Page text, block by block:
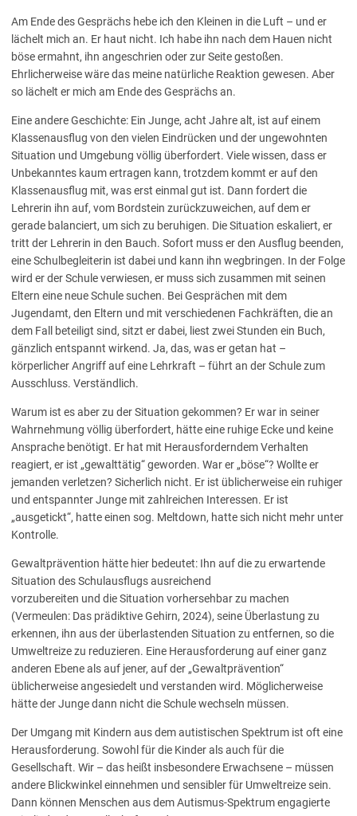
Am Ende des Gesprächs hebe ich den Kleinen in die Luft – und er
lächelt mich an. Er haut nicht. Ich habe ihn nach dem Hauen nicht
böse ermahnt, ihn angeschrien oder zur Seite gestoßen.
Ehrlicherweise wäre das meine natürliche Reaktion gewesen. Aber
so lächelt er mich am Ende des Gesprächs an.
Eine andere Geschichte: Ein Junge, acht Jahre alt, ist auf einem
Klassenausflug von den vielen Eindrücken und der ungewohnten
Situation und Umgebung völlig überfordert. Viele wissen, dass er
Unbekanntes kaum ertragen kann, trotzdem kommt er auf den
Klassenausflug mit, was erst einmal gut ist. Dann fordert die
Lehrerin ihn auf, vom Bordstein zurückzuweichen, auf dem er
gerade balanciert, um sich zu beruhigen. Die Situation eskaliert, er
tritt der Lehrerin in den Bauch. Sofort muss er den Ausflug beenden,
eine Schulbegleiterin ist dabei und kann ihn wegbringen. In der Folge
wird er der Schule verwiesen, er muss sich zusammen mit seinen
Eltern eine neue Schule suchen. Bei Gesprächen mit dem
Jugendamt, den Eltern und mit verschiedenen Fachkräften, die an
dem Fall beteiligt sind, sitzt er dabei, liest zwei Stunden ein Buch,
gänzlich entspannt wirkend. Ja, das, was er getan hat –
körperlicher Angriff auf eine Lehrkraft – führt an der Schule zum
Ausschluss. Verständlich.
Warum ist es aber zu der Situation gekommen? Er war in seiner
Wahrnehmung völlig überfordert, hätte eine ruhige Ecke und keine
Ansprache benötigt. Er hat mit Herausforderndem Verhalten
reagiert, er ist „gewalttätig“ geworden. War er „böse“? Wollte er
jemanden verletzen? Sicherlich nicht. Er ist üblicherweise ein ruhiger
und entspannter Junge mit zahlreichen Interessen. Er ist
„ausgetickt“, hatte einen sog. Meltdown, hatte sich nicht mehr unter
Kontrolle.
Gewaltprävention hätte hier bedeutet: Ihn auf die zu erwartende
Situation des Schulausflugs ausreichend
vorzubereiten und die Situation vorhersehbar zu machen
(Vermeulen: Das prädiktive Gehirn, 2024), seine Überlastung zu
erkennen, ihn aus der überlastenden Situation zu entfernen, so die
Umweltreize zu reduzieren. Eine Herausforderung auf einer ganz
anderen Ebene als auf jener, auf der „Gewaltprävention“
üblicherweise angesiedelt und verstanden wird. Möglicherweise
hätte der Junge dann nicht die Schule wechseln müssen.
Der Umgang mit Kindern aus dem autistischen Spektrum ist oft eine
Herausforderung. Sowohl für die Kinder als auch für die
Gesellschaft. Wir – das heißt insbesondere Erwachsene – müssen
andere Blickwinkel einnehmen und sensibler für Umweltreize sein.
Dann können Menschen aus dem Autismus-Spektrum engagierte